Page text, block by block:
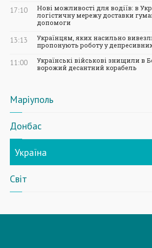
17:10
Нові можливості для водіїв: в
логістичну мережу доставки
допомоги
13:13
Українцям, яких насильно
пропонують роботу у
11:00
Українські військові знищили в
ворожий десантний корабель
Маріуполь
Донбас
Україна
Світ